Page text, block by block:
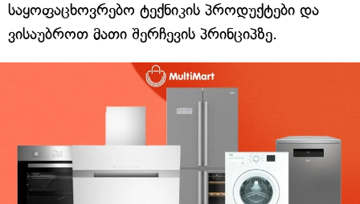
საყოფაცხოვრებო ტექნიკის პროდუქტები და
ვისაუბროთ მათი შერჩევის პრინციპზე.